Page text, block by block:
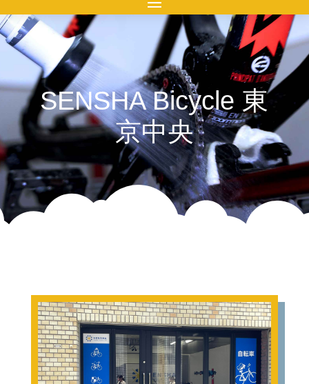
SENSHA Bicycle 東
京中央